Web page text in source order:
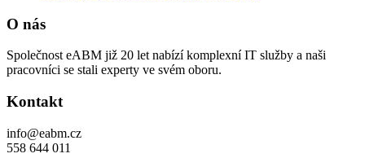
O nás
Společnost eABM již 20 let nabízí komplexní IT služby a naši
pracovníci se stali experty ve svém oboru.
Kontakt
info@eabm.cz
558 644 011